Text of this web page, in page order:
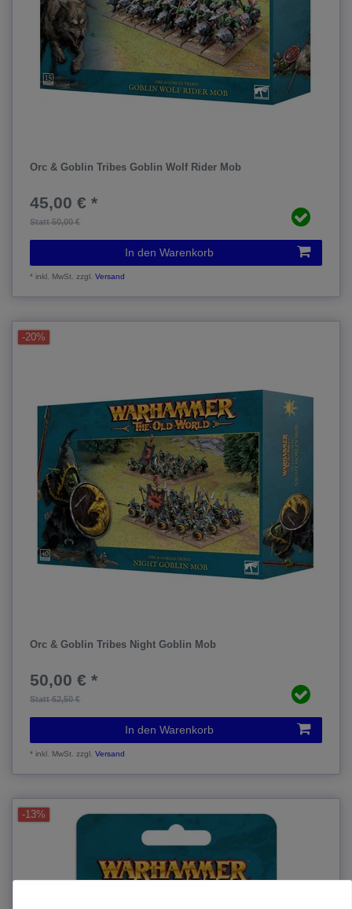
Orc & Goblin Tribes Goblin Wolf Rider Mob
Statt 50,00 €
45,00 € *
In den Warenkorb
*inkl. MwSt. zzgl.Versand
-20%
Orc & Goblin Tribes Night Goblin Mob
Statt 62,50 €
50,00 € *
In den Warenkorb
*inkl. MwSt. zzgl.Versand
-13%